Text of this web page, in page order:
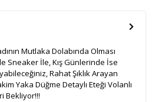
Mutlaka Dolabında Olması
Sneaker İle, Kış Günlerinde İse
Rahat Şıklık Arayan
Yaka Düğme Detaylı Eteği Volanlı
Bekliyor!!!